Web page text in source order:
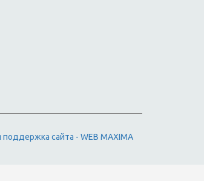
поддержка сайта - WEB MAXIMA